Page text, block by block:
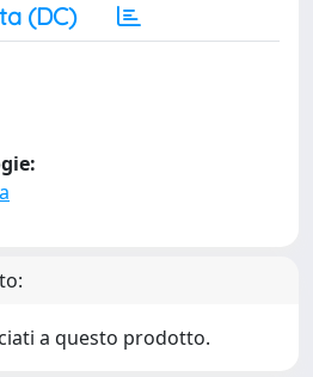
(DC)
a questo prodotto.